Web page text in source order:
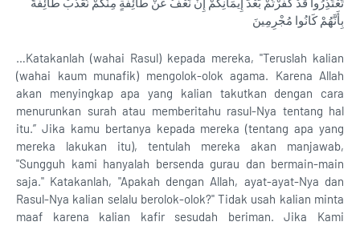
بِأَنَّهُمْ كَانُوا مُجْرِمِينَ
…Katakanlah (wahai Rasul) kepada mereka, "Teruslah kalian
(wahai kaum munafik) mengolok-olok agama. Karena Allah
akan menyingkap apa yang kalian takutkan dengan cara
menurunkan surah atau memberitahu rasul-Nya tentang hal
itu.” Jika kamu bertanya kepada mereka (tentang apa yang
mereka lakukan itu), tentulah mereka akan manjawab,
"Sungguh kami hanyalah bersenda gurau dan bermain-main
saja." Katakanlah, "Apakah dengan Allah, ayat-ayat-Nya dan
Rasul-Nya kalian selalu berolok-olok?" Tidak usah kalian minta
maaf karena kalian kafir sesudah beriman. Jika Kami